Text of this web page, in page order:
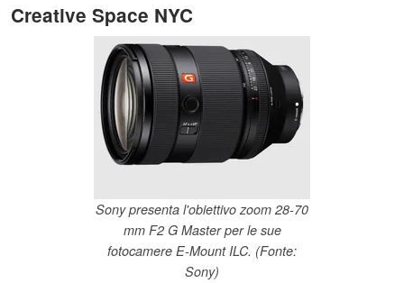
Creative Space NYC
Sony presenta l'obiettivo zoom 28-70
mm F2 G Master per le sue
fotocamere E-Mount ILC. (Fonte:
Sony)